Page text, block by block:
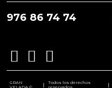
976 86 74 74
GRAN
VELADA ©
|
Todos los derechos
reservados
|